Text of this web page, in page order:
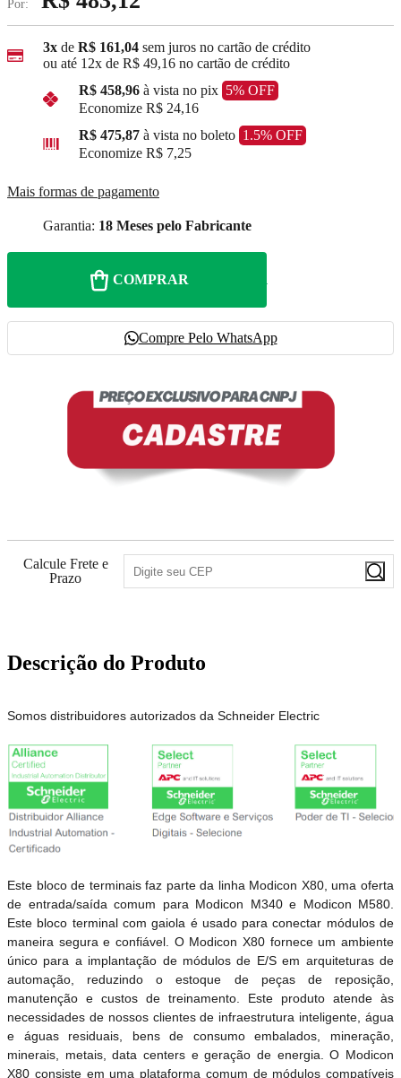
Por:
3x de R$ 161,04 sem juros no cartão de crédito
ou até 12x de R$ 49,16 no cartão de crédito
R$ 458,96 à vista no pix 5% OFF
Economize R$ 24,16
R$ 475,87 à vista no boleto 1.5% OFF
Economize R$ 7,25
Mais formas de pagamento
Garantia: 18 Meses pelo Fabricante
COMPRAR
Compre Pelo WhatsApp
Calcule Frete e
Prazo
Descrição do Produto
Somos distribuidores autorizados da Schneider Electric
Este bloco de terminais faz parte da linha Modicon X80, uma oferta
de entrada/saída comum para Modicon M340 e Modicon M580.
Este bloco terminal com gaiola é usado para conectar módulos de
maneira segura e confiável. O Modicon X80 fornece um ambiente
único para a implantação de módulos de E/S em arquiteturas de
automação, reduzindo o estoque de peças de reposição,
manutenção e custos de treinamento. Este produto atende às
necessidades de nossos clientes de infraestrutura inteligente, água
e águas residuais, bens de consumo embalados, mineração,
minerais, metais, data centers e geração de energia. O Modicon
X80 consiste em uma plataforma comum de módulos compatíveis